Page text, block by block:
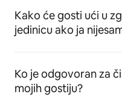
Kako će gosti ući u
jedinicu ako ja
Ko je odgovoran za
mojih gostiju?